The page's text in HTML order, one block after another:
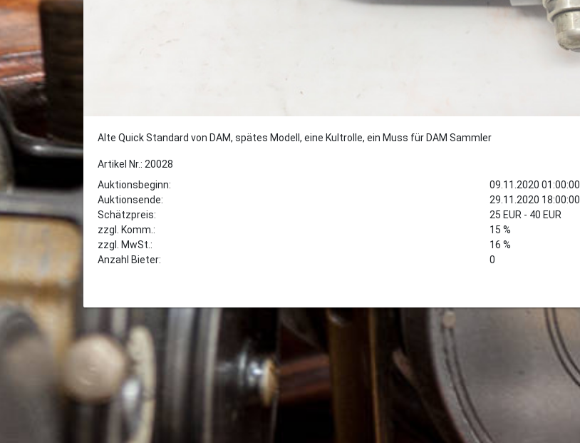
Alte Quick Standard von DAM, spätes Modell, eine Kultrolle, ein Muss für DAM Sammler
Artikel Nr.: 20028
Auktionsbeginn:
09.11.2020 01:00:00
Auktionsende:
29.11.2020 18:00:00
Schätzpreis:
25 EUR - 40 EUR
zzgl. Komm.:
15 %
zzgl. MwSt.:
16 %
Anzahl Bieter:
0